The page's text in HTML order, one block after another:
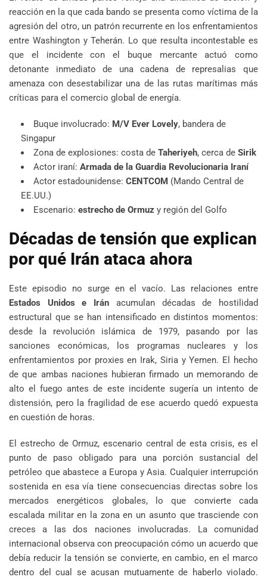
reacción en la que cada bando se presenta como víctima de la
agresión del otro, un patrón recurrente en los enfrentamientos
entre Washington y Teherán. Lo que resulta incontestable es
que el incidente con el buque mercante actuó como
detonante inmediato de una cadena de represalias que
amenaza con desestabilizar una de las rutas marítimas más
críticas para el comercio global de energía.
Buque involucrado: M/V Ever Lovely, bandera de
Singapur
Zona de explosiones: costa de Taheriyeh, cerca de Sirik
Actor iraní: Armada de la Guardia Revolucionaria Iraní
Actor estadounidense: CENTCOM (Mando Central de
EE.UU.)
Escenario: estrecho de Ormuz y región del Golfo
Décadas de tensión que explican
por qué Irán ataca ahora
Este episodio no surge en el vacío. Las relaciones entre
Estados Unidos e Irán acumulan décadas de hostilidad
estructural que se han intensificado en distintos momentos:
desde la revolución islámica de 1979, pasando por las
sanciones económicas, los programas nucleares y los
enfrentamientos por proxies en Irak, Siria y Yemen. El hecho
de que ambas naciones hubieran firmado un memorando de
alto el fuego antes de este incidente sugería un intento de
distensión, pero la fragilidad de ese acuerdo quedó expuesta
en cuestión de horas.
El estrecho de Ormuz, escenario central de esta crisis, es el
punto de paso obligado para una porción sustancial del
petróleo que abastece a Europa y Asia. Cualquier interrupción
sostenida en esa vía tiene consecuencias directas sobre los
mercados energéticos globales, lo que convierte cada
escalada militar en la zona en un asunto que trasciende con
creces a las dos naciones involucradas. La comunidad
internacional observa con preocupación cómo un acuerdo que
debía reducir la tensión se convierte, en cambio, en el marco
dentro del cual se acusan mutuamente de haberlo violado.